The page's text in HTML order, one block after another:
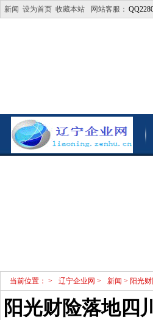
新闻 设为首页 收藏本站 网站客服：
当前位置： > 辽宁企业网 > 新闻 > 阳光
阳光财险落地四